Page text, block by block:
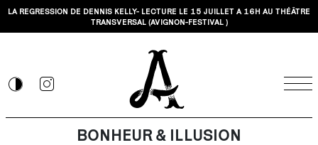
LA REGRESSION DE DENNIS KELLY- LECTURE LE 15 JUILLET A 16H AU THÉÂTRE
TRANSVERSAL (AVIGNON-FESTIVAL )
BONHEUR & ILLUSION